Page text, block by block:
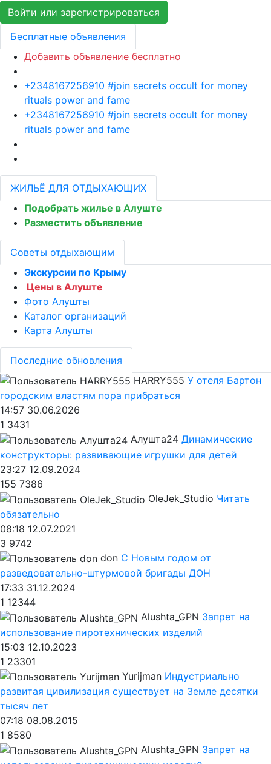
Войти или зарегистрироваться
Бесплатные объявления
Добавить объявление бесплатно
+2348167256910 #join secrets occult for money
rituals power and fame
+2348167256910 #join secrets occult for money
rituals power and fame
ЖИЛЬЁ ДЛЯ ОТДЫХАЮЩИХ
Подобрать жилье в Алуште
Разместить объявление
Советы отдыхающим
Экскурсии по Крыму
Цены в Алуште
Фото Алушты
Каталог организаций
Карта Алушты
Последние обновления
HARRY555 У отеля Бартон
городским властям пора прибраться
14:57 30.06.2026
1 3431
Алушта24 Динамические
конструкторы: развивающие игрушки для детей
23:27 12.09.2024
155 7386
OleJek_Studio Читать
обязательно
08:18 12.07.2021
3 9742
don С Новым годом от
разведовательно-штурмовой бригады ДОН
17:33 31.12.2024
1 12344
Alushta_GPN Запрет на
использование пиротехнических изделий
15:03 12.10.2023
1 23301
Yurijman Индустриально
развитая цивилизация существует на Земле десятки
тысяч лет
07:18 08.08.2015
1 8580
Alushta_GPN Запрет на